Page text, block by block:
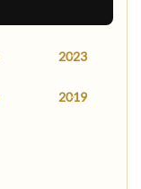
2023
2019